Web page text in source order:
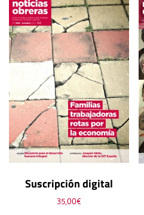
Suscripción digital
35,00€